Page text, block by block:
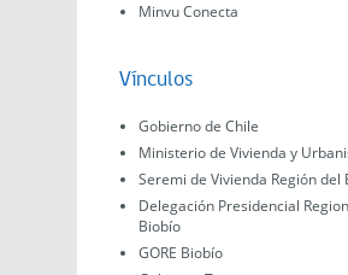
Minvu Conecta
Vínculos
Gobierno de Chile
Ministerio de Vivienda y
Seremi de Vivienda Región del
Delegación Presidencial
Biobío
GORE Biobío